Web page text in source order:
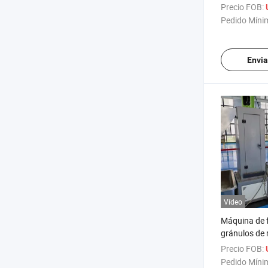
máquina de
plástico
Precio FOB:
Pedido
Vídeo
Máquina de
gránulos de
automático
plástica PP
Precio FOB:
Pedido